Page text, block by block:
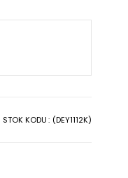
STOK KODU (DEY1112K)